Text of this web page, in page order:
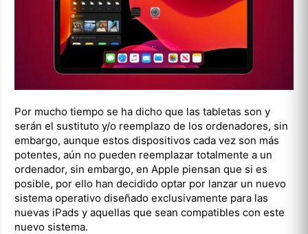
Por mucho tiempo se ha dicho que las tabletas son y
serán el sustituto y/o reemplazo de los ordenadores, sin
embargo, aunque estos dispositivos cada vez son más
potentes, aún no pueden reemplazar totalmente a un
ordenador, sin embargo, en Apple piensan que si es
posible, por ello han decidido optar por lanzar un nuevo
sistema operativo diseñado exclusivamente para las
nuevas iPads y aquellas que sean compatibles con este
nuevo sistema.